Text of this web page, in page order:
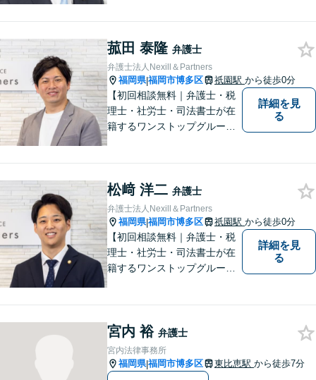
よる迅速で最適なリーガルサ
ービスを提供いたします。
菰田 泰隆 弁護士
弁護士法人Nexill＆Partners
福岡県|福岡市博多区 祇園駅 から徒歩0分
【初回相談無料｜弁護士・税
理士・社労士・司法書士が在
籍するワンストップグルー
等複数士業の知識が必要な案
件を一括して対応。九州トッ
プクラスの豊富な実績。
詳細を見
る
松﨑 洋二 弁護士
弁護士法人Nexill＆Partners
福岡県|福岡市博多区 祇園駅 から徒歩0分
【初回相談無料｜弁護士・税
理士・社労士・司法書士が在
籍するワンストップグルー
等複数士業の知識が必要な案
件を一括して対応。九州トッ
プクラスの豊富な実績。
詳細を見
る
宮内 裕 弁護士
宮内法律事務所
福岡県|福岡市博多区 東比恵駅 から徒歩7分